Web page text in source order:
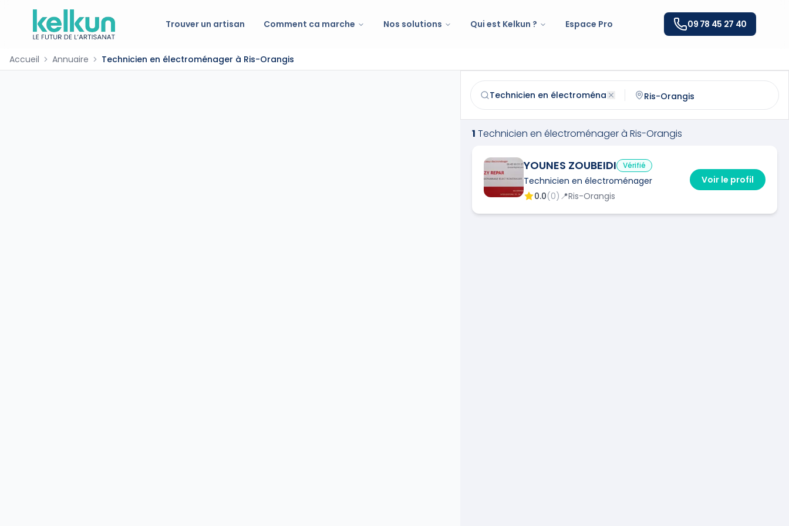
Trouver un artisan Comment ca marche Nos solutions Qui est Kelkun ? Espace Pro 09 78 45 27 40
Accueil Annuaire Technicien en électroménager à Ris-Orangis
Trouvez et contactez untechnicien en électroménager Ris-
1 Technicien en électroménagerà Ris-Orangis
YOUNES ZOUBEIDI Vérifié
Technicien en électroménager
0.0(0) 📍Ris-Orangis
Voir le profil